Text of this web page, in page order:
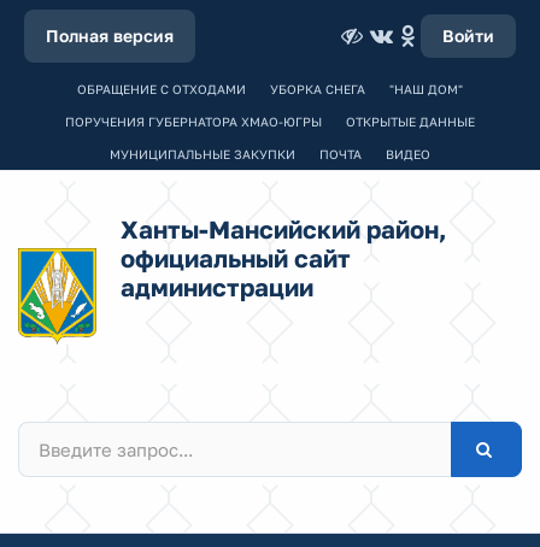
Полная версия Войти
ОБРАЩЕНИЕ С ОТХОДАМИ УБОРКА СНЕГА "НАШ ДОМ"
ПОРУЧЕНИЯ ГУБЕРНАТОРА ХМАО-ЮГРЫ ОТКРЫТЫЕ ДАННЫЕ
МУНИЦИПАЛЬНЫЕ ЗАКУПКИ ПОЧТА ВИДЕО
Ханты-Мансийский район,
официальный сайт
администрации